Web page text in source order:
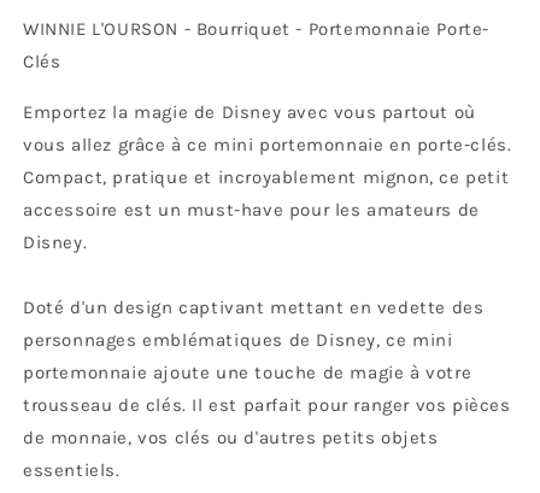
l
´Ourson
Bourriquet
l
Bourriquet
WINNIE L'OURSON - Bourriquet - Portemonnaie Porte-
Clés
Emportez la magie de Disney avec vous partout où
vous allez grâce à ce mini portemonnaie en porte-clés.
Compact, pratique et incroyablement mignon, ce petit
accessoire est un must-have pour les amateurs de
Disney.
Doté d'un design captivant mettant en vedette des
personnages emblématiques de Disney, ce mini
portemonnaie ajoute une touche de magie à votre
trousseau de clés. Il est parfait pour ranger vos pièces
de monnaie, vos clés ou d'autres petits objets
essentiels.